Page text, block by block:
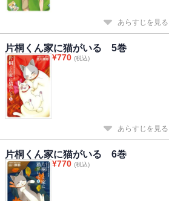
あらすじを見る
片桐くん家に猫がいる 5巻
¥770 (税込)
あらすじを見る
片桐くん家に猫がいる 6巻
¥770 (税込)